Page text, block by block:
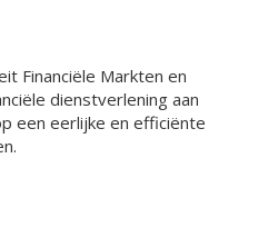
Financiële Markten en
dienstverlening aan
een eerlijke en efficiënte